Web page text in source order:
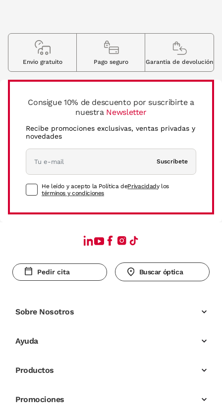
Consigue 10% de descuento por suscribirte a
nuestra Newsletter
Recibe promociones exclusivas, ventas privadas y
novedades
Suscríbete
He leído y acepto la Política dePrivacidady los
términos y condiciones
Envio gratuito Pago seguro Garantia de devolución
Pedir cita Buscar óptica
Sobre Nosotros
Ayuda
Productos
Promociones